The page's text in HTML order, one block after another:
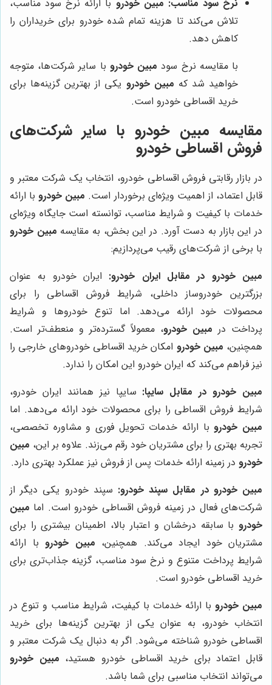
نرخ سود مناسب: مبین خودرو با ارائه نرخ سود مناسب،
تلاش می‌کند تا هزینه تمام شده خودرو برای خریداران را
کاهش دهد.
با مقایسه نرخ سود مبین خودرو با سایر شرکت‌ها، متوجه
خواهید شد که مبین خودرو یکی از بهترین گزینه‌ها برای
خرید اقساطی خودرو است.
مقایسه مبین خودرو با سایر شرکت‌های
فروش اقساطی خودرو
در بازار رقابتی فروش اقساطی خودرو، انتخاب یک شرکت معتبر و
قابل اعتماد، از اهمیت ویژه‌ای برخوردار است. مبین خودروبا ارائه
خدمات با کیفیت و شرایط مناسب، توانسته است جایگاه ویژه‌ای
در این بازار به دست آورد. در این بخش، به مقایسه مبین خودرو
با برخی از شرکت‌های رقیب می‌پردازیم:
مبین خودرو در مقابل ایران خودرو: ایران خودرو به عنوان
بزرگترین خودروساز داخلی، شرایط فروش اقساطی را برای
محصولات خود ارائه می‌دهد. اما تنوع خودروها و شرایط
پرداخت در مبین خودرو، معمولاً گسترده‌تر و منعطف‌تر است.
همچنین، مبین خودرو امکان خرید اقساطی خودروهای خارجی را
نیز فراهم می‌کند که ایران خودرو این امکان را ندارد.
مبین خودرو در مقابل سایپا: سایپا نیز همانند ایران خودرو،
شرایط فروش اقساطی را برای محصولات خود ارائه می‌دهد. اما
مبین خودروبا ارائه خدمات تحویل فوری و مشاوره تخصصی،
تجربه بهتری را برای مشتریان خود رقم می‌زند. علاوه بر این، مبین
خودرو در زمینه ارائه خدمات پس از فروش نیز عملکرد بهتری دارد.
مبین خودرو در مقابل سپند خودرو: سپند خودرو یکی دیگر از
شرکت‌های فعال در زمینه فروش اقساطی خودرو است. اما مبین
خودرو با سابقه درخشان و اعتبار بالا، اطمینان بیشتری را برای
مشتریان خود ایجاد می‌کند. همچنین، مبین خودرو با ارائه
شرایط پرداخت متنوع و نرخ سود مناسب، گزینه جذاب‌تری برای
خرید اقساطی خودرو است.
مبین خودرو با ارائه خدمات با کیفیت، شرایط مناسب و تنوع در
انتخاب خودرو، به عنوان یکی از بهترین گزینه‌ها برای خرید
اقساطی خودرو شناخته می‌شود. اگر به دنبال یک شرکت معتبر و
قابل اعتماد برای خرید اقساطی خودرو هستید، مبین خودرو
می‌تواند انتخاب مناسبی برای شما باشد.